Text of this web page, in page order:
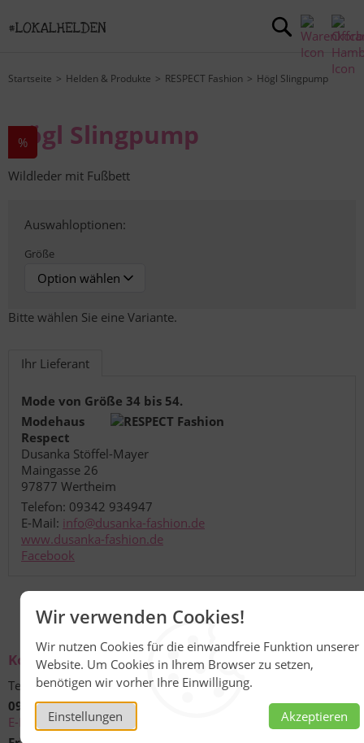
Wir verwenden Cookies!
Wir nutzen Cookies für die einwandfreie Funktion unserer
Website. Um Cookies in Ihrem Browser zu setzen,
benötigen wir vorher Ihre Einwilligung.
Einstellungen Akzeptieren
Startseite Helden & Produkte RESPECT Fashion Högl Slingpump
%
Högl Slingpump
Wildleder mit Fußbett
Auswahloptionen:
Größe
Bitte wählen Sie eine Variante.
Ihr Lieferant
Mode von Größe 34 bis 54.
Modehaus
Respect
Dusanka Stöffel-Mayer
Maingasse 26
97877 Wertheim
Telefon: 09342 934947
E-Mail: info@dusanka-fashion.de
www.dusanka-fashion.de
Facebook
Kontakt
Technische Unterstützung und Beratung unter:
09342 301-490
E-Mail